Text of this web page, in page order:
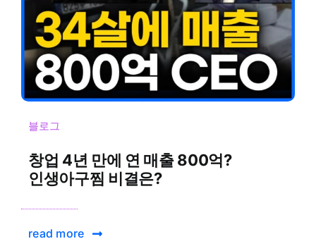
블로그
창업 4년 만에 연 매출 800억?
인생아구찜 비결은?
read more